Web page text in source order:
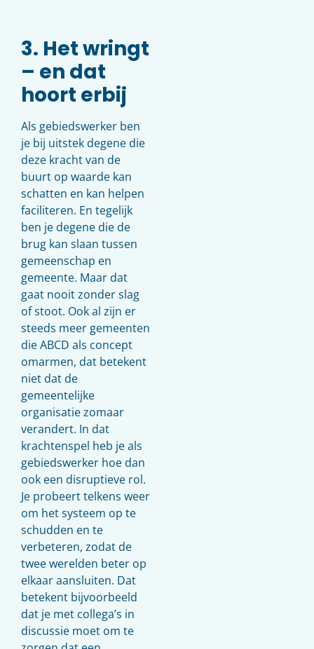
3. Het wringt
– en dat
hoort erbij
Als gebiedswerker ben
je bij uitstek degene die
deze kracht van de
buurt op waarde kan
schatten en kan helpen
faciliteren. En tegelijk
ben je degene die de
brug kan slaan tussen
gemeenschap en
gemeente. Maar dat
gaat nooit zonder slag
of stoot. Ook al zijn er
steeds meer gemeenten
die ABCD als concept
omarmen, dat betekent
niet dat de
gemeentelijke
organisatie zomaar
verandert. In dat
krachtenspel heb je als
gebiedswerker hoe dan
ook een disruptieve rol.
Je probeert telkens weer
om het systeem op te
schudden en te
verbeteren, zodat de
twee werelden beter op
elkaar aansluiten. Dat
betekent bijvoorbeeld
dat je met collega’s in
discussie moet om te